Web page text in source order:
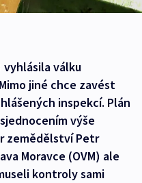
vyhlásila válku
jiné chce zavést
inspekcí. Plán
výše
zemědělství Petr
Moravce (OVM) ale
kontroly sami